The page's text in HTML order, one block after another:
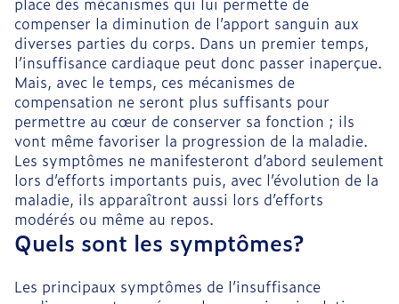
compenser la diminution de l’apport sanguin aux
diverses parties du corps. Dans un premier temps,
l’insuffisance cardiaque peut donc passer inaperçue.
Mais, avec le temps, ces mécanismes de
compensation ne seront plus suffisants pour
permettre au cœur de conserver sa fonction ; ils
vont même favoriser la progression de la maladie.
Les symptômes ne manifesteront d’abord seulement
lors d’efforts importants puis, avec l’évolution de la
maladie, ils apparaîtront aussi lors d’efforts
modérés ou même au repos.
Quels sont les symptômes?
Les principaux symptômes de l’insuffisance